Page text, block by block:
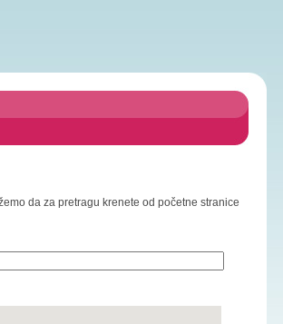
da za pretragu krenete od početne stranice